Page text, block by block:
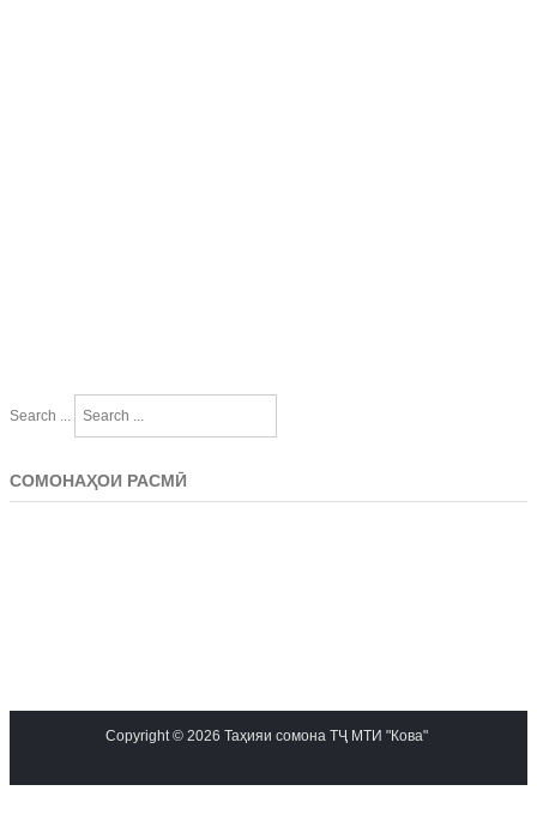
Search ...
СОМОНАҲОИ РАСМӢ
Copyright © 2026 Таҳияи сомона ТҶ МТИ "Кова"